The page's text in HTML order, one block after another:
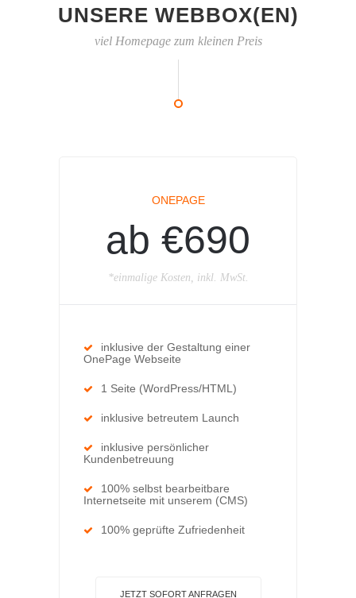
UNSERE WEBBOX(EN)
viel Homepage zum kleinen Preis
ONEPAGE
ab €690
*einmalige Kosten, inkl. MwSt.
inklusive der Gestaltung einer
OnePage Webseite
1 Seite (WordPress/HTML)
inklusive betreutem Launch
inklusive persönlicher
Kundenbetreuung
100% selbst bearbeitbare
Internetseite mit unserem (CMS)
100% geprüfte Zufriedenheit
JETZT SOFORT ANFRAGEN